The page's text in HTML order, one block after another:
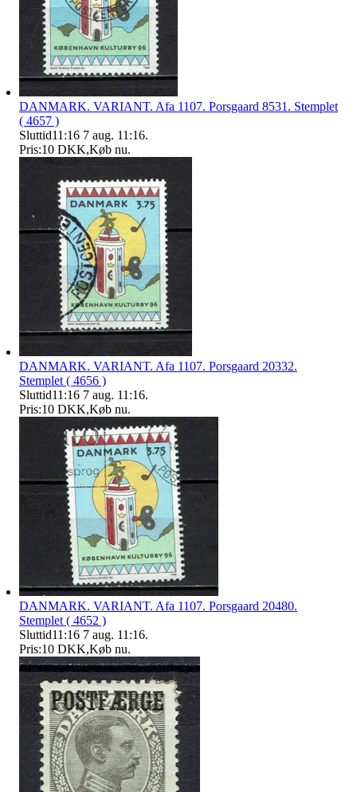
DANMARK. VARIANT. Afa 1107. Porsgaard 8531. Stemplet
( 4657 )
Sluttid11:16 7 aug. 11:16.
Pris:10 DKK,Køb nu.
DANMARK. VARIANT. Afa 1107. Porsgaard 20332.
Stemplet ( 4656 )
Sluttid11:16 7 aug. 11:16.
Pris:10 DKK,Køb nu.
DANMARK. VARIANT. Afa 1107. Porsgaard 20480.
Stemplet ( 4652 )
Sluttid11:16 7 aug. 11:16.
Pris:10 DKK,Køb nu.